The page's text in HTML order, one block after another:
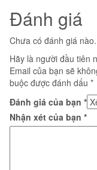
Đánh giá
Chưa có đánh giá nào.
Hãy là người đầu tiên
Email của bạn sẽ
buộc được đánh dấu *
Đánh giá của bạn *
Nhận xét của bạn *